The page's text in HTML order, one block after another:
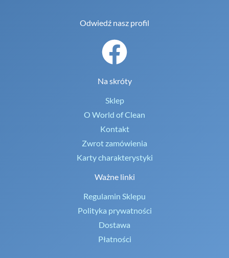
Odwiedź nasz profil
Na skróty
Sklep
O World of Clean
Kontakt
Zwrot zamówienia
Karty charakterystyki
Ważne linki
Regulamin Sklepu
Polityka prywatności
Dostawa
Płatności